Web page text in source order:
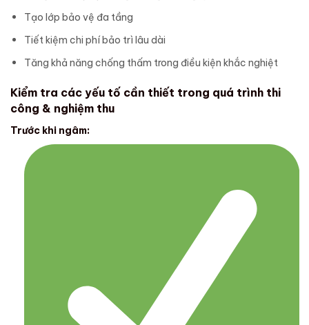
Tạo lớp bảo vệ đa tầng
Tiết kiệm chi phí bảo trì lâu dài
Tăng khả năng chống thấm trong điều kiện khắc nghiệt
Kiểm tra các yếu tố cần thiết trong quá trình thi
công & nghiệm thu
Trước khi ngâm: